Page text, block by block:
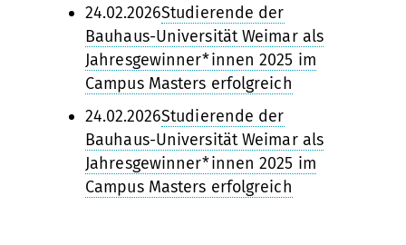
24.02.2026Studierende der
Bauhaus-Universität Weimar als
Jahresgewinner*innen 2025 im
Campus Masters erfolgreich
24.02.2026Studierende der
Bauhaus-Universität Weimar als
Jahresgewinner*innen 2025 im
Campus Masters erfolgreich